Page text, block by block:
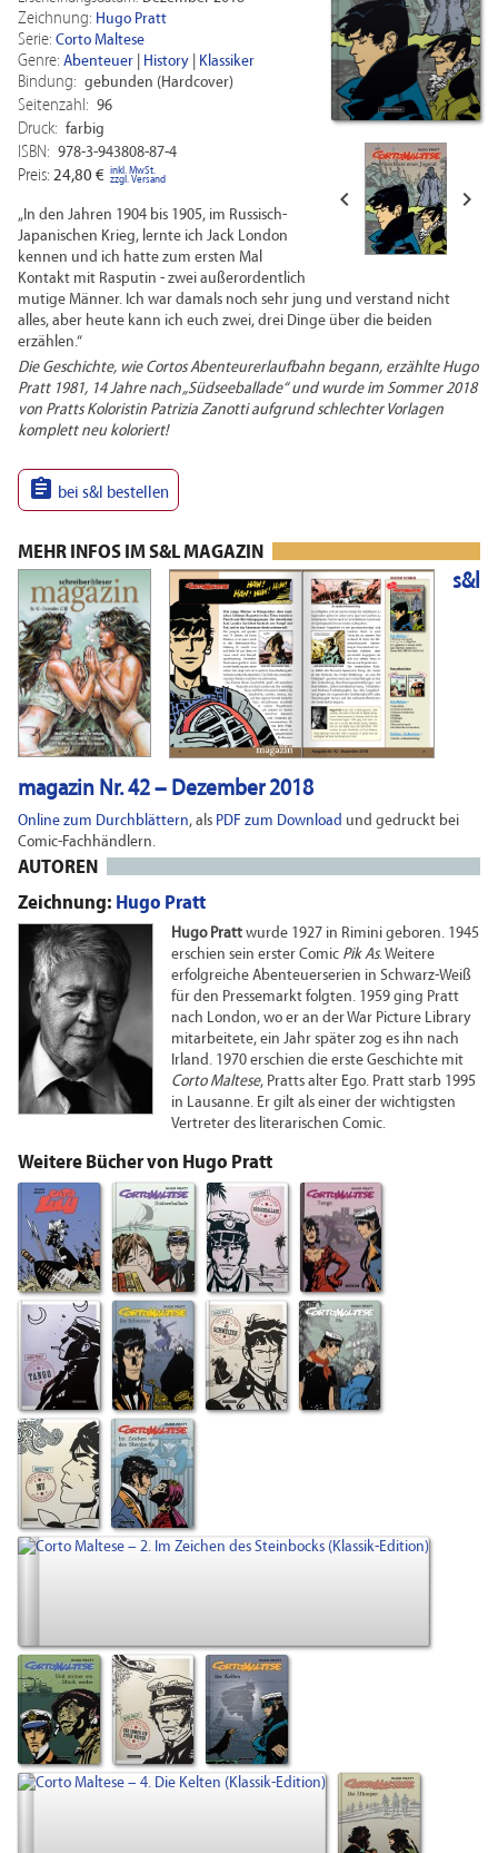
 
Zeichnung: Hugo Pratt
Serie: Corto Maltese
Genre: Abenteuer History Klassiker
Bindung: gebunden (Hardcover)
Seitenzahl: 96
Druck: farbig
ISBN: 978-3-943808-87-4
Preis: 24,80 € inkl. MwSt.
zzgl. Versand
„In den Jahren 1904 bis 1905, im Russisch-
Japanischen Krieg, lernte ich Jack London
kennen und ich hatte zum ersten Mal
Kontakt mit Rasputin - zwei außerordentlich
mutige Männer. Ich war damals noch sehr jung und verstand nicht
alles, aber heute kann ich euch zwei, drei Dinge über die beiden
erzählen.“
Die Geschichte, wie Cortos Abenteurerlaufbahn begann, erzählte Hugo
Pratt 1981, 14 Jahre nach „Südseeballade“ und wurde im Sommer 2018
von Pratts Koloristin Patrizia Zanotti aufgrund schlechter Vorlagen
komplett neu koloriert!
 bei s&l bestellen
MEHR INFOS IM S&L MAGAZIN
s&l
magazin Nr. 42 – Dezember 2018
Online zum Durchblättern, als PDF zum Download und gedruckt bei
Comic-Fachhändlern.
AUTOREN
Zeichnung: Hugo Pratt
Hugo Pratt wurde 1927 in Rimini geboren. 1945
erschien sein erster Comic Pik As. Weitere
erfolgreiche Abenteuerserien in Schwarz-Weiß
für den Pressemarkt folgten. 1959 ging Pratt
nach London, wo er an der War Picture Library
mitarbeitete, ein Jahr später zog es ihn nach
Irland. 1970 erschien die erste Geschichte mit
Corto Maltese, Pratts alter Ego. Pratt starb 1995
in Lausanne. Er gilt als einer der wichtigsten
Vertreter des literarischen Comic.
Weitere Bücher von Hugo Pratt